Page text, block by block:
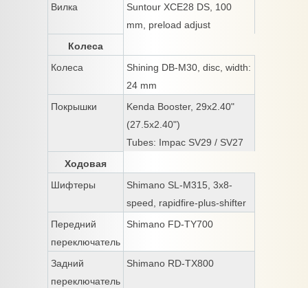
Вилка
Suntour XCE28 DS, 100
mm, preload adjust
Колеса
Колеса
Shining DB-M30, disc, width:
24 mm
Покрышки
Kenda Booster, 29x2.40"
(27.5x2.40")
Tubes: Impac SV29 / SV27
Ходовая
Шифтеры
Shimano SL-M315, 3x8-
speed, rapidfire-plus-shifter
Передний
переключатель
Shimano FD-TY700
Задний
переключатель
Shimano RD-TX800